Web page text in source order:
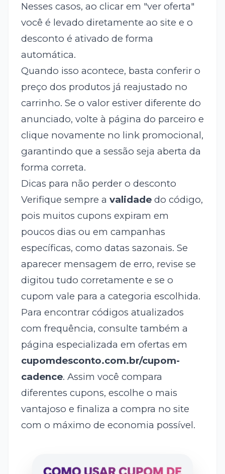
Nesses casos, ao clicar em "ver oferta"
você é levado diretamente ao site e o
desconto é ativado de forma
automática.
Quando isso acontece, basta conferir o
preço dos produtos já reajustado no
carrinho. Se o valor estiver diferente do
anunciado, volte à página do parceiro e
clique novamente no link promocional,
garantindo que a sessão seja aberta da
forma correta.
Dicas para não perder o desconto
Verifique sempre a validadedo código,
pois muitos cupons expiram em
poucos dias ou em campanhas
específicas, como datas sazonais. Se
aparecer mensagem de erro, revise se
digitou tudo corretamente e se o
cupom vale para a categoria escolhida.
Para encontrar códigos atualizados
com frequência, consulte também a
página especializada em ofertas em
cupomdesconto.com.br/cupom-
cadence. Assim você compara
diferentes cupons, escolhe o mais
vantajoso e finaliza a compra no site
com o máximo de economia possível.